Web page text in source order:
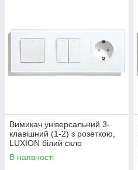
Вимикач універсальний 3-
клавішний (1-2) з розеткою,
LUXION білий скло
В наявності